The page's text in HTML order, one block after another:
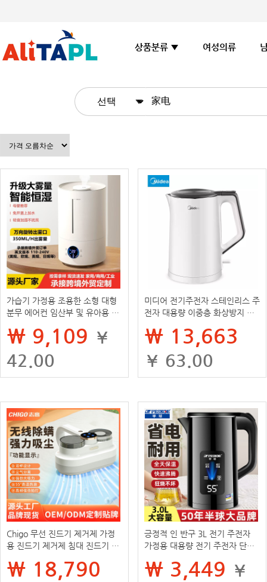
상품분류 ▼ 여성의류
가습기 가정용 조용한 소형 대형
분무 에어컨 임산부 및 유아용 공
능
₩ 9,109 ¥
42.00
미디어 전기주전자 스테인리스 주
전자 대용량 이중층 화상방지 주
₩ 13,663
¥ 63.00
Chigo 무선 진드기 제거제 가정
용 진드기 제거제 침대 진드기 제
국경 대외 무역
₩ 18,790
긍정적 인 반구 3L 전기 주전자
가정용 대용량 전기 주전자 단열
₩ 3,449 ¥